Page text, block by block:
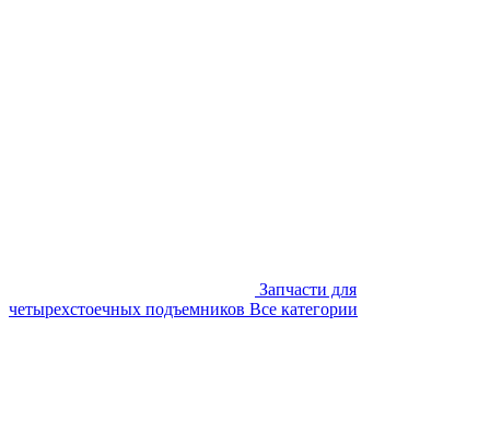
Запчасти для
четырехстоечных подъемников Все категории